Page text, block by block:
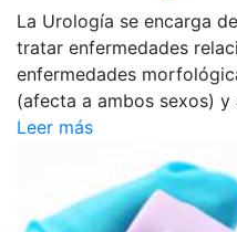
La Urología se encarga
tratar enfermedades
enfermedades
(afecta a ambos sexos) y
Leer más